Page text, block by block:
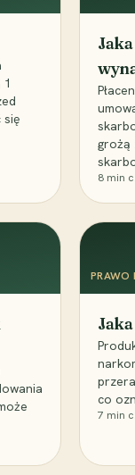
się
grożą
8 min
PRAWO
co
7 min